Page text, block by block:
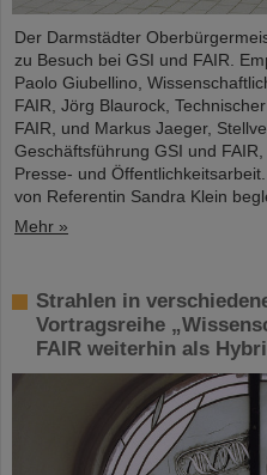
Der Darmstädter
zu Besuch bei GSI und FAIR.
Paolo Giubellino,
FAIR, Jörg Blaurock,
FAIR, und Markus Jaeger,
Geschäftsführung GSI und
Presse- und
von Referentin Sandra Klein
Mehr »
Strahlen in
Vortragsreihe
FAIR weiterhin als